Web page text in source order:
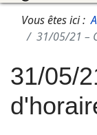
Vous êtes ici :
31/05/21 –
31/05/